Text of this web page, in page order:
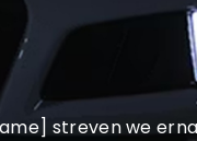
06 42 61 00
streven we